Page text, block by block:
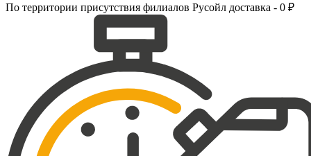
По территории присутствия филиалов Русойл доставка - 0 ₽